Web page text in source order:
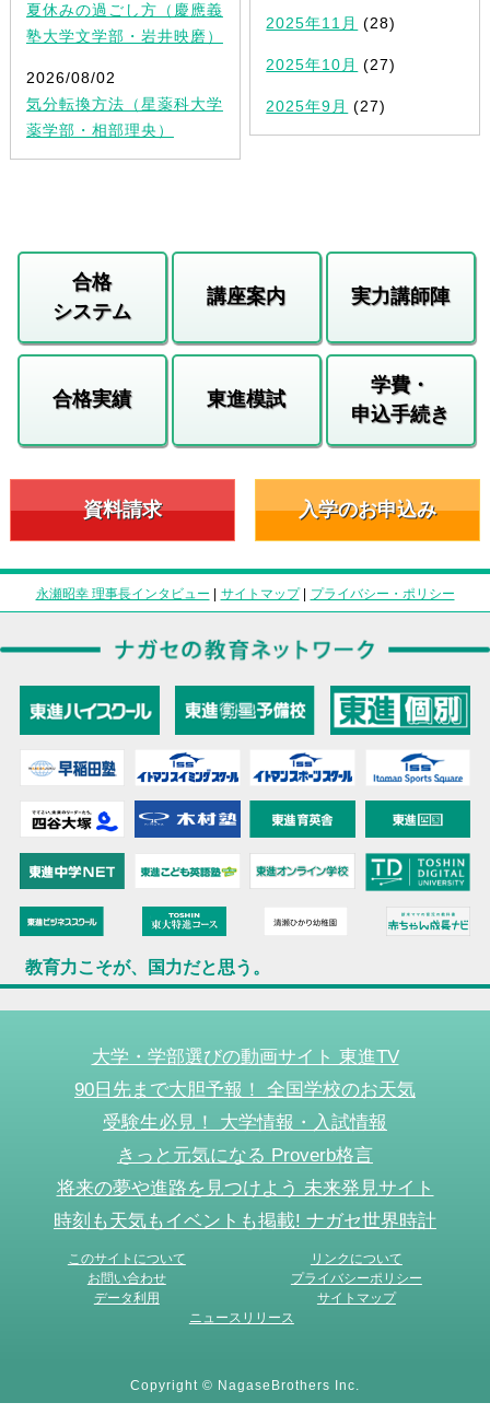
夏休みの過ごし方（慶應義
塾大学文学部・岩井映磨）
2026/08/02
気分転換方法（星薬科大学
薬学部・相部理央）
2025年11月 (28)
2025年10月 (27)
2025年9月 (27)
合格
システム
講座案内 実力講師陣
合格実績 東進模試
学費・
申込手続き
資料請求 入学のお申込み
永瀬昭幸 理事長インタビュー サイトマップ| プライバシー・ポリシー
教育力こそが、国力だと思う。
大学・学部選びの動画サイト 東進TV
90日先まで大胆予報！ 全国学校のお天気
受験生必見！ 大学情報・入試情報
きっと元気になる Proverb格言
将来の夢や進路を見つけよう 未来発見サイト
時刻も天気もイベントも掲載! ナガセ世界時計
このサイトについて
リンクについて
お問い合わせ
プライバシーポリシー
データ利用
サイトマップ
ニュースリリース
Copyright © NagaseBrothers Inc.